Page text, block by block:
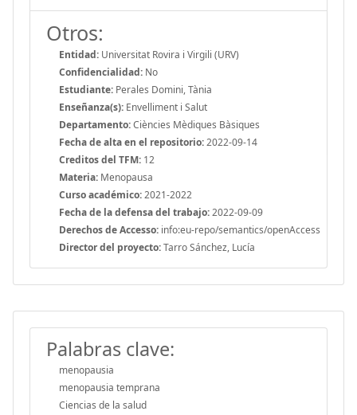
Otros:
Entidad: Universitat Rovira i Virgili (URV)
Confidencialidad: No
Estudiante: Perales Domini, Tània
Enseñanza(s): Envelliment i Salut
Departamento:Ciències Mèdiques Bàsiques
Fecha de alta en el repositorio:2022-09-14
Creditos del TFM: 12
Materia: Menopausa
Curso académico:2021-2022
Fecha de la defensa del trabajo:2022-09-09
Derechos de Accesso: info:eu-repo/semantics/openAccess
Director del proyecto:Tarro Sánchez, Lucía
Palabras clave:
menopausia
menopausia temprana
Ciencias de la salud